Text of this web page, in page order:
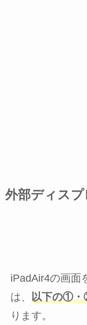
外部ディス
iPadAir4の画面
は、 以下の①・
ります。